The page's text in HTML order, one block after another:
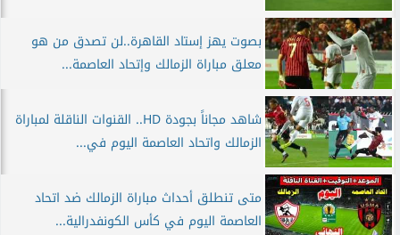
بصوت يهز إستاد القاهرة..لن تصدق من هو
معلق مباراة الزمالك وإتحاد العاصمة...
شاهد مجاناً بجودة HD.. القنوات الناقلة لمباراة
الزمالك واتحاد العاصمة اليوم في...
متى تنطلق أحداث مباراة الزمالك ضد اتحاد
العاصمة اليوم في كأس الكونفدرالية...